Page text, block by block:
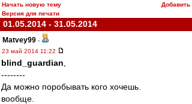
Начать новую тему
Добавить
Версия для печати
01.05.2014 - 31.05.2014
Matvey99 -
23 май 2014 11:22
blind_guardian
--------
Да можно поробывать кого хочешь.
вообще.